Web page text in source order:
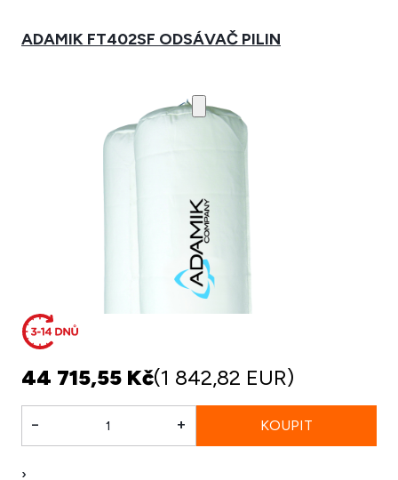
ADAMIK FT402SF ODSÁVAČ PILIN
44 715,55 Kč(1 842,82 EUR)
- +
›